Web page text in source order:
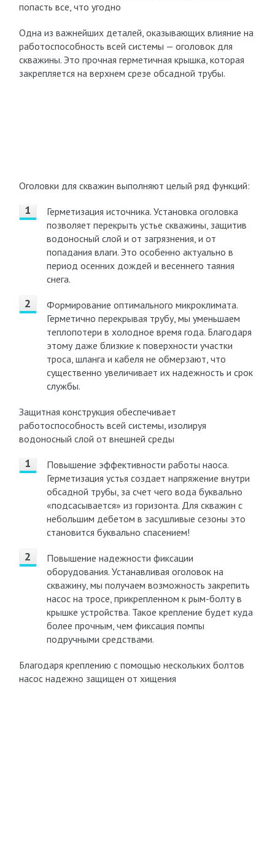
попасть все, что угодно
Одна из важнейших деталей, оказывающих влияние на
работоспособность всей системы — оголовок для
скважины. Это прочная герметичная крышка, которая
закрепляется на верхнем срезе обсадной трубы.
Оголовки для скважин выполняют целый ряд функций:
Герметизация источника. Установка оголовка
позволяет перекрыть устье скважины, защитив
водоносный слой и от загрязнения, и от
попадания влаги. Это особенно актуально в
период осенних дождей и весеннего таяния
снега.
Формирование оптимального микроклимата.
Герметично перекрывая трубу, мы уменьшаем
теплопотери в холодное время года. Благодаря
этому даже близкие к поверхности участки
троса, шланга и кабеля не обмерзают, что
существенно увеличивает их надежность и срок
службы.
Защитная конструкция обеспечивает
работоспособность всей системы, изолируя
водоносный слой от внешней среды
Повышение эффективности работы наоса.
Герметизация устья создает напряжение внутри
обсадной трубы, за счет чего вода буквально
«подсасывается» из горизонта. Для скважин с
небольшим дебетом в засушливые сезоны это
становится буквально спасением!
Повышение надежности фиксации
оборудования. Устанавливая оголовок на
скважину, мы получаем возможность закрепить
насос на тросе, прикрепленном к рым-болту в
крышке устройства. Такое крепление будет куда
более прочным, чем фиксация помпы
подручными средствами.
Благодаря креплению с помощью нескольких болтов
насос надежно защищен от хищения